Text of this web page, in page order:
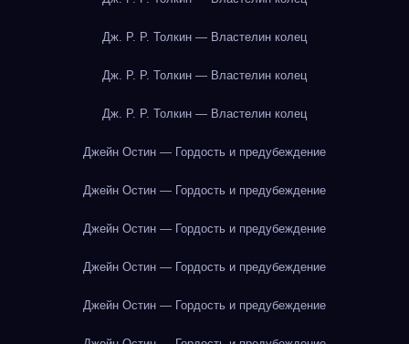
Дж. Р. Р. Толкин — Властелин колец
Дж. Р. Р. Толкин — Властелин колец
Дж. Р. Р. Толкин — Властелин колец
Джейн Остин — Гордость и предубеждение
Джейн Остин — Гордость и предубеждение
Джейн Остин — Гордость и предубеждение
Джейн Остин — Гордость и предубеждение
Джейн Остин — Гордость и предубеждение